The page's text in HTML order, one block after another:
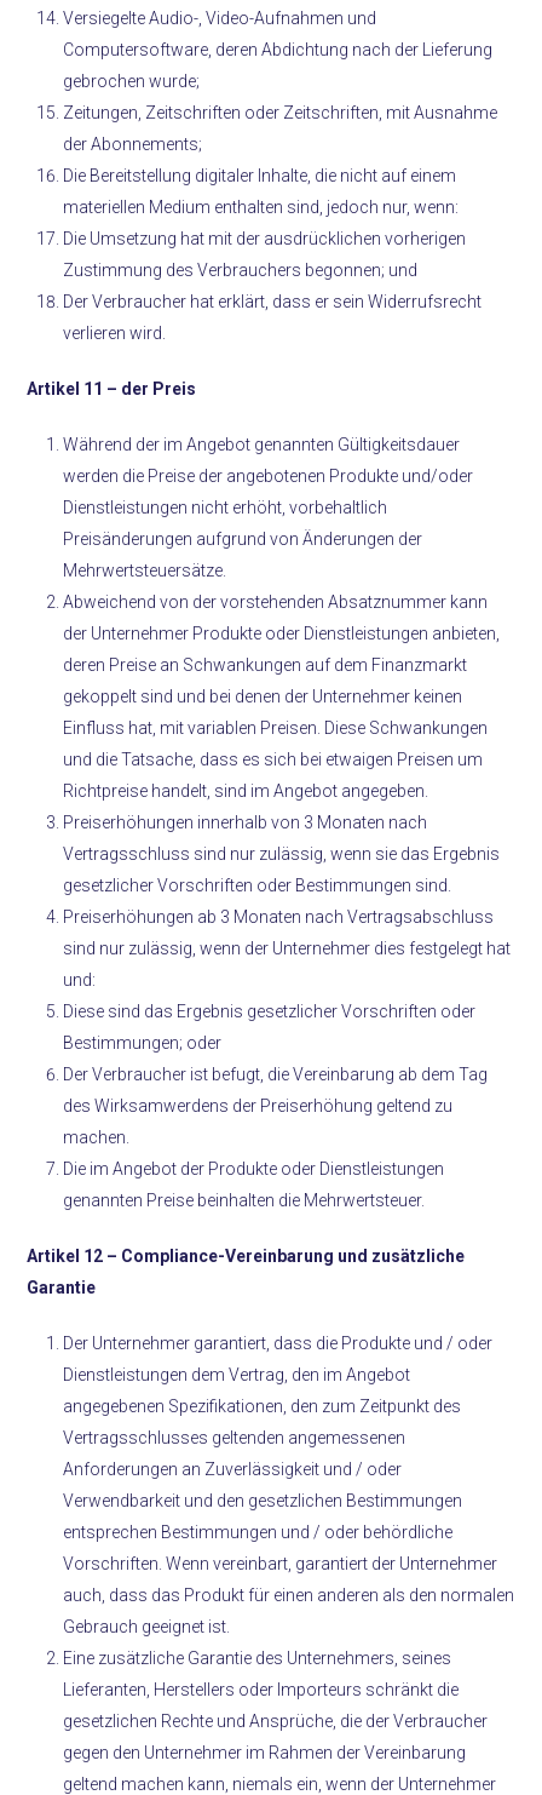
Versiegelte Audio-, Video-Aufnahmen und
Computersoftware, deren Abdichtung nach der Lieferung
gebrochen wurde;
Zeitungen, Zeitschriften oder Zeitschriften, mit Ausnahme
der Abonnements;
Die Bereitstellung digitaler Inhalte, die nicht auf einem
materiellen Medium enthalten sind, jedoch nur, wenn:
Die Umsetzung hat mit der ausdrücklichen vorherigen
Zustimmung des Verbrauchers begonnen; und
Der Verbraucher hat erklärt, dass er sein Widerrufsrecht
verlieren wird.
Artikel 11 – der Preis
Während der im Angebot genannten Gültigkeitsdauer
werden die Preise der angebotenen Produkte und/oder
Dienstleistungen nicht erhöht, vorbehaltlich
Preisänderungen aufgrund von Änderungen der
Mehrwertsteuersätze.
Abweichend von der vorstehenden Absatznummer kann
der Unternehmer Produkte oder Dienstleistungen anbieten,
deren Preise an Schwankungen auf dem Finanzmarkt
gekoppelt sind und bei denen der Unternehmer keinen
Einfluss hat, mit variablen Preisen. Diese Schwankungen
und die Tatsache, dass es sich bei etwaigen Preisen um
Richtpreise handelt, sind im Angebot angegeben.
Preiserhöhungen innerhalb von 3 Monaten nach
Vertragsschluss sind nur zulässig, wenn sie das Ergebnis
gesetzlicher Vorschriften oder Bestimmungen sind.
Preiserhöhungen ab 3 Monaten nach Vertragsabschluss
sind nur zulässig, wenn der Unternehmer dies festgelegt hat
und:
Diese sind das Ergebnis gesetzlicher Vorschriften oder
Bestimmungen; oder
Der Verbraucher ist befugt, die Vereinbarung ab dem Tag
des Wirksamwerdens der Preiserhöhung geltend zu
machen.
Die im Angebot der Produkte oder Dienstleistungen
genannten Preise beinhalten die Mehrwertsteuer.
Artikel 12 – Compliance-Vereinbarung und zusätzliche
Garantie
Der Unternehmer garantiert, dass die Produkte und / oder
Dienstleistungen dem Vertrag, den im Angebot
angegebenen Spezifikationen, den zum Zeitpunkt des
Vertragsschlusses geltenden angemessenen
Anforderungen an Zuverlässigkeit und / oder
Verwendbarkeit und den gesetzlichen Bestimmungen
entsprechen Bestimmungen und / oder behördliche
Vorschriften. Wenn vereinbart, garantiert der Unternehmer
auch, dass das Produkt für einen anderen als den normalen
Gebrauch geeignet ist.
Eine zusätzliche Garantie des Unternehmers, seines
Lieferanten, Herstellers oder Importeurs schränkt die
gesetzlichen Rechte und Ansprüche, die der Verbraucher
gegen den Unternehmer im Rahmen der Vereinbarung
geltend machen kann, niemals ein, wenn der Unternehmer